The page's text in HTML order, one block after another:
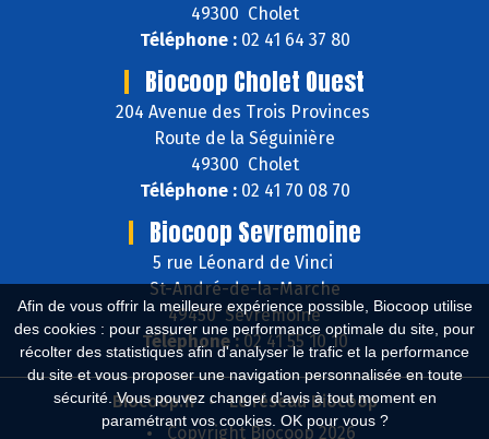
Afin de vous offrir la meilleure expérience possible, Biocoop utilise
des cookies : pour assurer une performance optimale du site, pour
récolter des statistiques afin d'analyser le trafic et la performance
du site et vous proposer une navigation personnalisée en toute
sécurité. Vous pouvez changer d'avis à tout moment en
paramétrant vos cookies. OK pour vous ?
49300 Cholet
Téléphone :02 41 64 37 80
Biocoop Cholet Ouest
204 Avenue des Trois Provinces
Route de la Séguinière
49300 Cholet
Téléphone :02 41 70 08 70
Biocoop Sevremoine
5 rue Léonard de Vinci
St-André-de-la-Marche
49450 Sèvremoine
Téléphone :02 41 55 10 10
Biocoop.fr
Le réseau Biocoop
Copyright Biocoop 2026